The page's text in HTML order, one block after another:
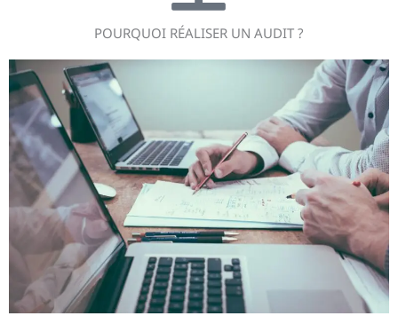
POURQUOI RÉALISER UN AUDIT ?